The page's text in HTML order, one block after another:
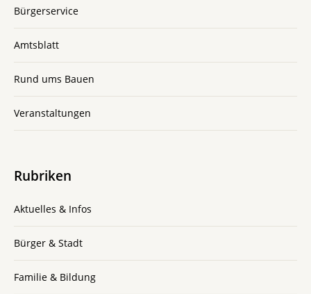
Bürgerservice
Amtsblatt
Rund ums Bauen
Veranstaltungen
Rubriken
Aktuelles & Infos
Bürger & Stadt
Familie & Bildung